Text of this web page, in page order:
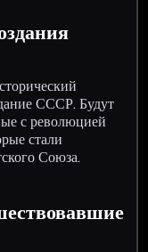
СССР. Будут
с революцией
стали
Союза.